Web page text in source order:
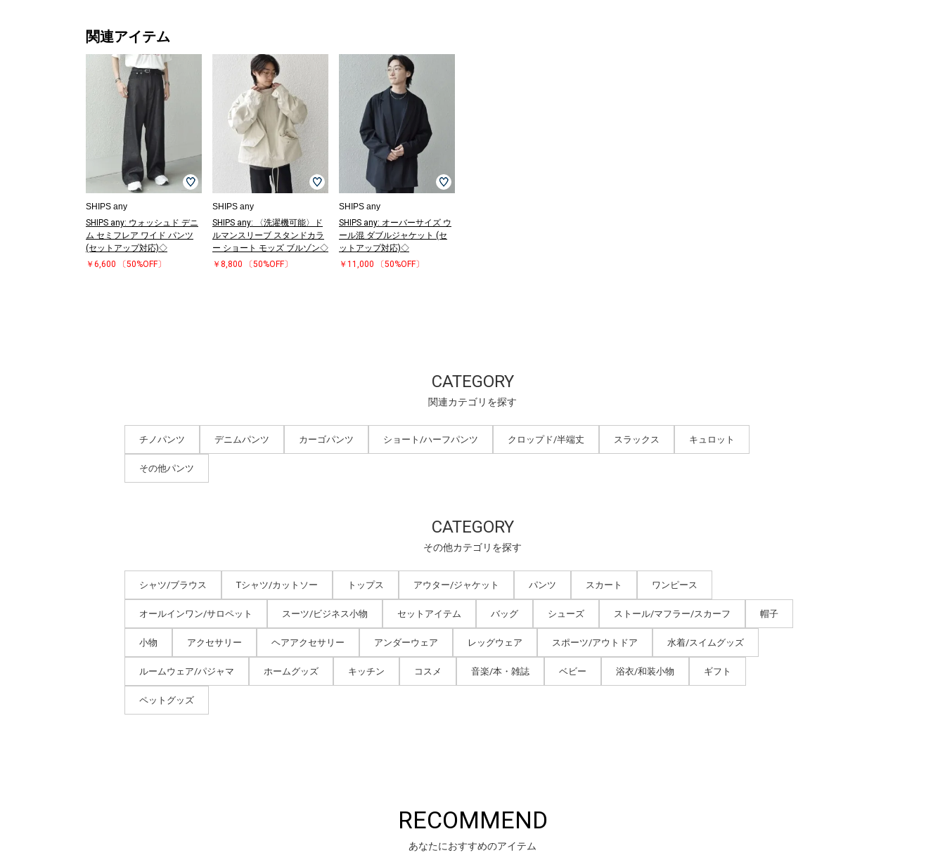
関連アイテム
SHIPS any
SHIPS any: ウォッシュド デニ
ム セミフレア ワイド パンツ
(セットアップ対応)◇
￥6,600
〔50%OFF〕
SHIPS any
SHIPS any: 〈洗濯機可能〉ド
ルマンスリーブ スタンドカラ
ー ショート モッズ ブルゾン◇
￥8,800
〔50%OFF〕
SHIPS any
SHIPS any: オーバーサイズ ウ
ール混 ダブルジャケット (セ
ットアップ対応)◇
￥11,000
〔50%OFF〕
CATEGORY
関連カテゴリを探す
チノパンツ デニムパンツ カーゴパンツ ショート/ハーフパンツ クロップド/半端丈 スラックス キュロット
その他パンツ
CATEGORY
その他カテゴリを探す
シャツ/ブラウス Tシャツ/カットソー トップス アウター/ジャケット パンツ スカート ワンピース
オールインワン/サロペット スーツ/ビジネス小物 セットアイテム バッグ シューズ ストール/マフラー/スカーフ 帽子
小物 アクセサリー ヘアアクセサリー アンダーウェア レッグウェア スポーツ/アウトドア 水着/スイムグッズ
ルームウェア/パジャマ ホームグッズ キッチン コスメ 音楽/本・雑誌 ベビー 浴衣/和装小物 ギフト
ペットグッズ
RECOMMEND
あなたにおすすめのアイテム